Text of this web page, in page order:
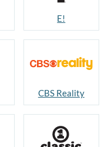
E!
CBS Reality